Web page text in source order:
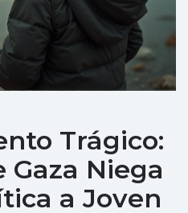
Trágico:
Gaza Niega
a Joven